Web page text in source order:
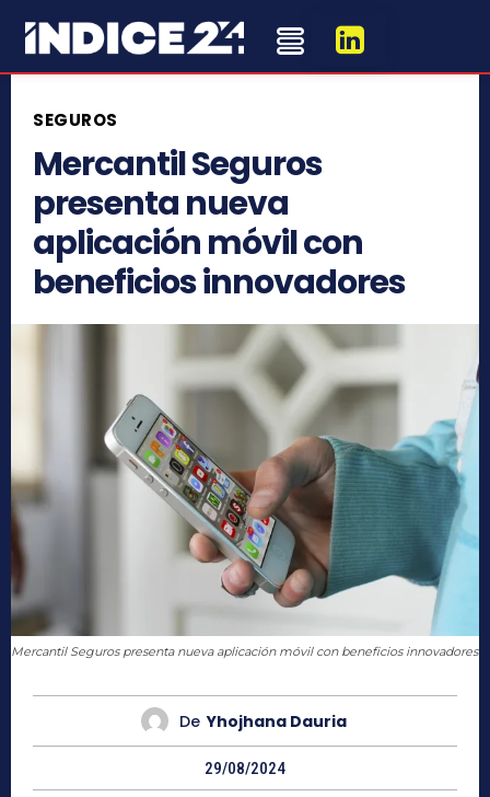
SEGUROS
Mercantil Seguros
presenta nueva
aplicación móvil con
beneficios innovadores
Mercantil Seguros presenta nueva aplicación móvil con beneficios innovadores
De Yhojhana Dauria
29/08/2024